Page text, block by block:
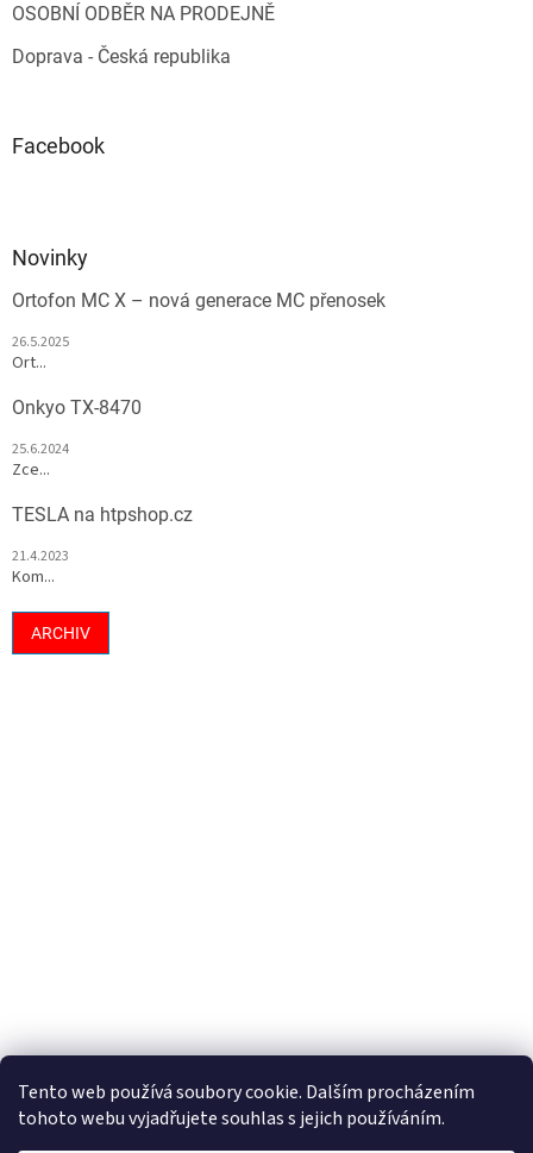
Tento web používá soubory cookie. Dalším procházením
tohoto webu vyjadřujete souhlas s jejich používáním.
OSOBNÍ ODBĚR NA PRODEJNĚ
Doprava - Česká republika
Facebook
Novinky
Ortofon MC X – nová generace MC přenosek
26.5.2025
Ort...
Onkyo TX-8470
25.6.2024
Zce...
TESLA na htpshop.cz
21.4.2023
Kom...
ARCHIV